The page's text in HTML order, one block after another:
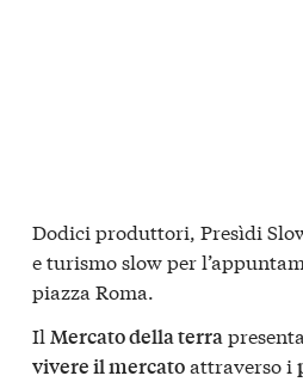
Dodici produttori, Presìdi
e turismo slow per
piazza Roma.
Il Mercato della terra
vivere il mercatoattraverso i